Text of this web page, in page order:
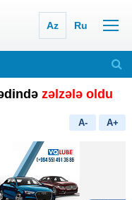
Az Ru
zəlzələ oldu
A- A+